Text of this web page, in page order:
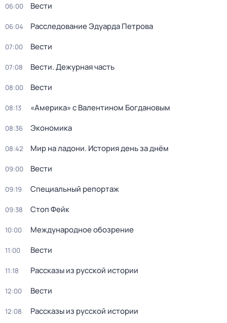
06:00 Вести
06:04 Расследование Эдуарда Петрова
07:00 Вести
07:08 Вести. Дежурная часть
08:00 Вести
08:13 «Америка» с Валентином Богдановым
08:36 Экономика
08:42 Мир на ладони. История день за днём
09:00 Вести
09:19 Специальный репортаж
09:38 Стоп Фейк
10:00 Международное обозрение
11:00 Вести
11:18 Рассказы из русской истории
12:00 Вести
12:08 Рассказы из русской истории